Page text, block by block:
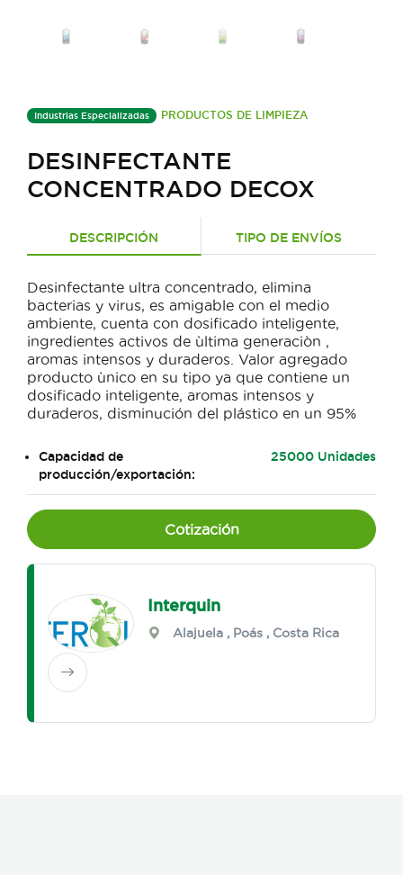
Industrias Especializadas PRODUCTOS DE LIMPIEZA
DESINFECTANTE
CONCENTRADO DECOX
DESCRIPCIÓN TIPO DE ENVÍOS
Desinfectante ultra concentrado, elimina
bacterias y virus, es amigable con el medio
ambiente, cuenta con dosificado inteligente,
ingredientes activos de ùltima generaciòn ,
aromas intensos y duraderos. Valor agregado
producto ùnico en su tipo ya que contiene un
dosificado inteligente, aromas intensos y
duraderos, disminución del plástico en un 95%
Capacidad de
producción/exportación:
25000 Unidades
Cotización
Interquin
Alajuela , Poás , Costa Rica